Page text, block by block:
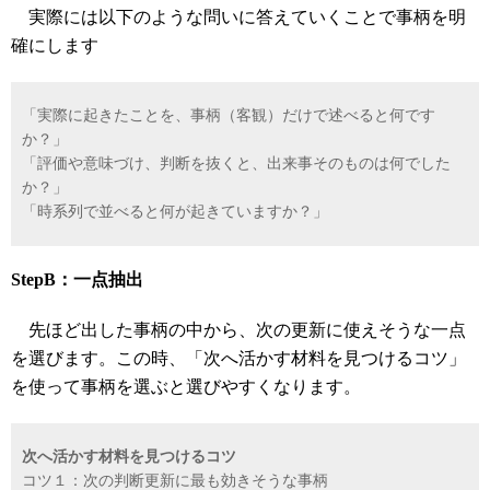
実際には以下のような問いに答えていくことで事柄を明
確にします
「実際に起きたことを、事柄（客観）だけで述べると何です
か？」
「評価や意味づけ、判断を抜くと、出来事そのものは何でした
か？」
「時系列で並べると何が起きていますか？」
StepB：一点抽出
先ほど出した事柄の中から、次の更新に使えそうな一点
を選びます。この時、「次へ活かす材料を見つけるコツ」
を使って事柄を選ぶと選びやすくなります。
次へ活かす材料を見つけるコツ
コツ１：次の判断更新に最も効きそうな事柄